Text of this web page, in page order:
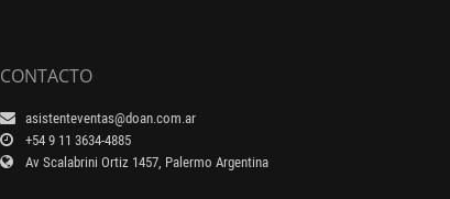
CONTACTO
asistenteventas@doan.com.ar
+54 9 11 3634-4885
Av Scalabrini Ortiz 1457, Palermo Argentina